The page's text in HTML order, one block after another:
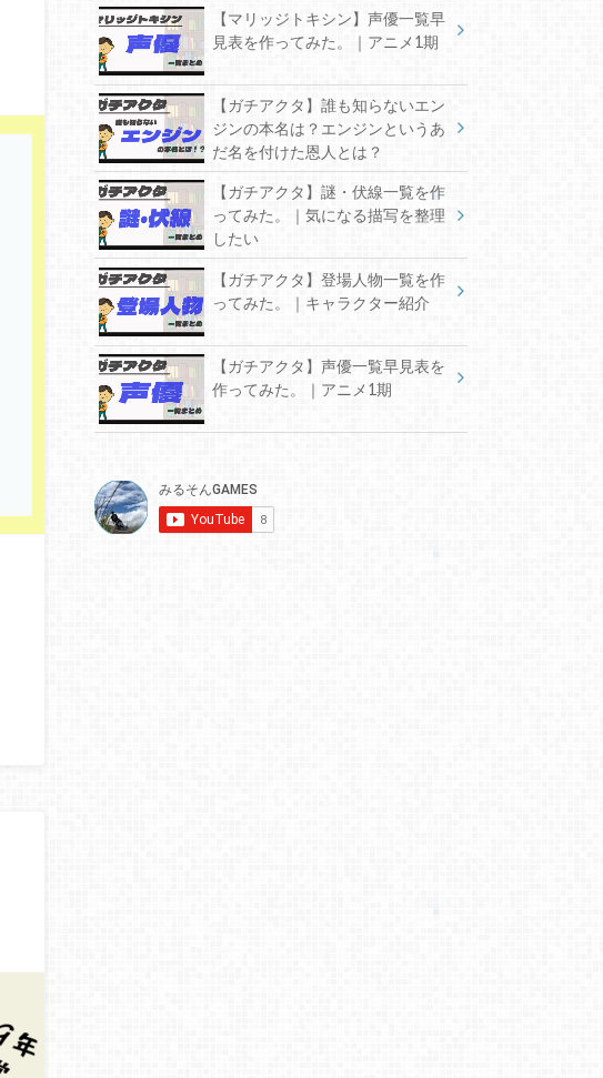
【マリッジトキシン】声優一覧早
見表を作ってみた。｜アニメ1期
【ガチアクタ】誰も知らないエン
ジンの本名は？エンジンというあ
だ名を付けた恩人とは？
【ガチアクタ】謎・伏線一覧を作
ってみた。｜気になる描写を整理
したい
【ガチアクタ】登場人物一覧を作
ってみた。｜キャラクター紹介
【ガチアクタ】声優一覧早見表を
作ってみた。｜アニメ1期